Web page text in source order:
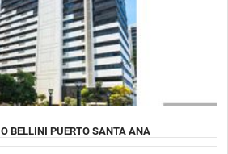
BELLINI PUERTO SANTA ANA